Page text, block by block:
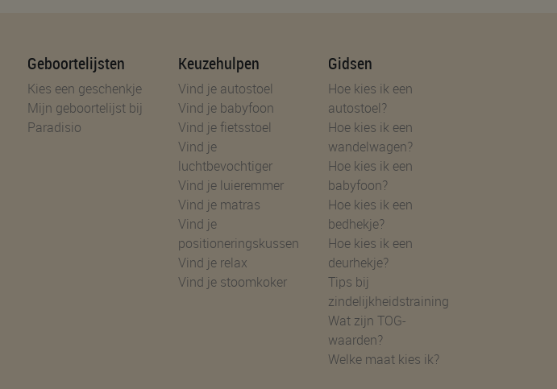
Geboortelijsten
Kies een geschenkje
Mijn geboortelijst bij
Paradisio
Keuzehulpen
Vind je autostoel
Vind je babyfoon
Vind je fietsstoel
Vind je
luchtbevochtiger
Vind je luieremmer
Vind je matras
Vind je
positioneringskussen
Vind je relax
Vind je stoomkoker
Gidsen
Hoe kies ik een
autostoel?
Hoe kies ik een
wandelwagen?
Hoe kies ik een
babyfoon?
Hoe kies ik een
bedhekje?
Hoe kies ik een
deurhekje?
Tips bij
zindelijkheidstraining
Wat zijn TOG-
waarden?
Welke maat kies ik?